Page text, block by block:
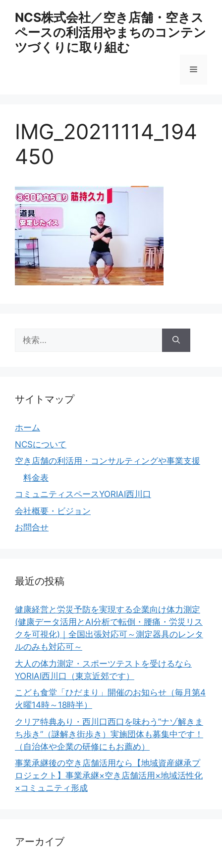
NCS株式会社／空き店舗・空きス
ペースの利活用やまちのコンテン
ツづくりに取り組む
メ
IMG_20211114_194
450
索:
サイトマップ
ホーム
NCSについて
空き店舗の利活用・コンサルティングや事業支援
料金表
コミュニティスペースYORIAI西川口
会社概要・ビジョン
お問合せ
最近の投稿
健康経営と労災予防を実現する企業向け体力測定
(健康データ活用とAI分析で転倒・腰痛・労災リス
クを可視化)｜全国出張対応可～測定器具のレンタ
ルのみも対応可～
大人の体力測定・スポーツテストを受けるなら
YORIAI西川口（東京近郊です）
こども食堂「ひだまり」開催のお知らせ（毎月第4
火曜14時～18時半）
クリア特典あり・西川口西口を味わう”ナゾ解きま
ち歩き”（謎解き街歩き）実施団体も募集中です！
（自治体や企業の研修にもお薦め）
事業承継後の空き店舗活用なら【地域資産継承プ
ロジェクト】事業承継×空き店舗活用×地域活性化
×コミュニティ形成
アーカイブ